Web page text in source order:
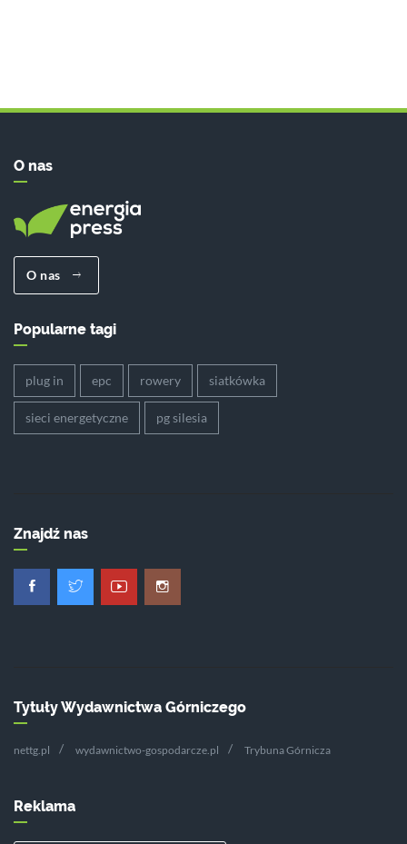
O nas
O nas
Popularne tagi
plug in epc rowery siatkówka
sieci energetyczne pg silesia
Znajdź nas
Tytuły Wydawnictwa Górniczego
nettg.pl wydawnictwo-gospodarcze.pl Trybuna Górnicza
Reklama